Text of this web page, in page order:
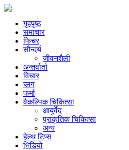
गृहपृष्ठ
समाचार
फिचर
सौन्दर्य
जीवनशैली
अन्तर्वार्ता
विचार
ब्लग
फर्मा
वैकल्पिक चिकित्सा
आयुर्वेद
प्राकृतिक चिकित्सा
अन्य
हेल्थ टिप्स
भिडियो